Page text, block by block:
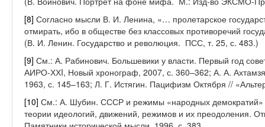
[8] Согласно мысли В. И. Ленина, «… пролетарское
отмирать, ибо в обществе без классовых противоречий
(В. И. Ленин. Государство и революция. ПСС, т. 25, с. 483.)
[9] См.: А. Рабинович. Большевики у власти. Первый год
АИРО-ХХI, Новый хронограф, 2007, с. 360–362; А. А.
1963, с. 145–163; Л. Г. Истягин. Пацифизм Октября //
[10] См.: А. Шубин. СССР и режимы «народных демократий»
теории идеологий, движений, режимов и их преодоления.